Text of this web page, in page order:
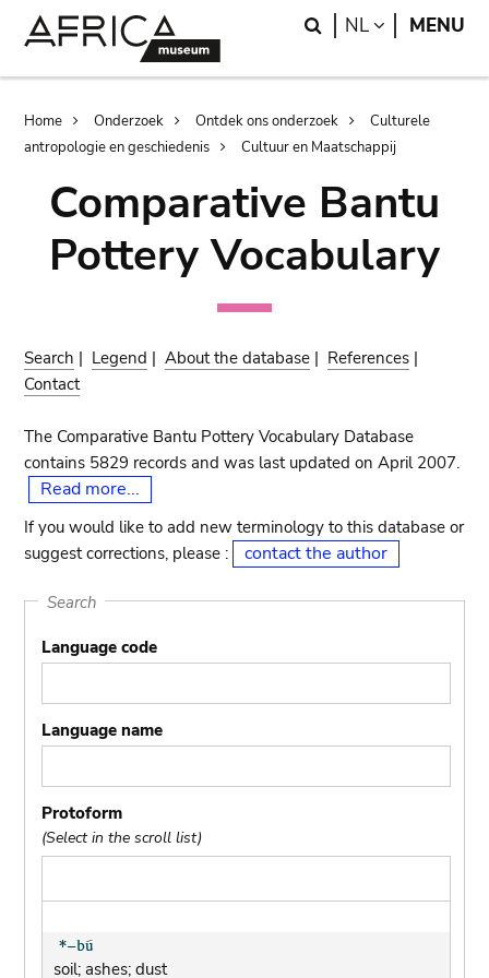
Search
NL LANGUAGE
MENU
Breadcrumb
Home Onderzoek Ontdek ons onderzoek
Culturele
antropologie en geschiedenis
Cultuur en Maatschappij
Comparative Bantu
Pottery Vocabulary
Search | Legend |About the database | References |
Contact
The Comparative Bantu Pottery Vocabulary Database
contains 5829 records and was last updated on April 2007.
Read more...
If you would like to add new terminology to this database or
suggest corrections, please :
contact the author
Search
Language code
Language name
Protoform
(Select in the scroll list)
soil; ashes; dust